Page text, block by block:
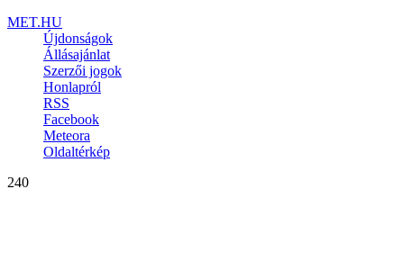
MET.HU
Újdonságok
Állásajánlat
Szerzői jogok
Honlapról
RSS
Facebook
Meteora
Oldaltérkép
240